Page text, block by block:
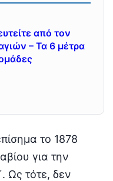
από τον
– Τα 6 μέτρα
το 1878
για την
Ως τότε, δεν